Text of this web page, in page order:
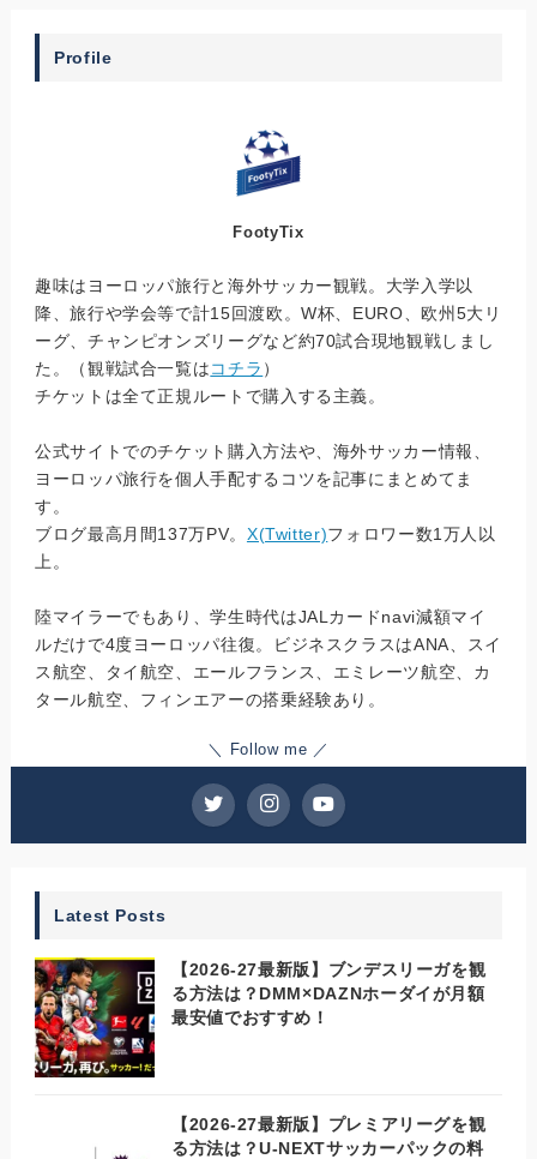
Profile
FootyTix
趣味はヨーロッパ旅行と海外サッカー観戦。大学入学以
降、旅行や学会等で計15回渡欧。W杯、EURO、欧州5大リ
ーグ、チャンピオンズリーグなど約70試合現地観戦しまし
た。（観戦試合一覧はコチラ ）
チケットは全て正規ルートで購入する主義。
公式サイトでのチケット購入方法や、海外サッカー情報、
ヨーロッパ旅行を個人手配するコツを記事にまとめてま
す。
ブログ最高月間137万PV。 X(Twitter)フォロワー数1万人以
上。
陸マイラーでもあり、学生時代はJALカードnavi減額マイ
ルだけで4度ヨーロッパ往復。ビジネスクラスはANA、スイ
ス航空、タイ航空、エールフランス、エミレーツ航空、カ
タール航空、フィンエアーの搭乗経験あり。
＼ Follow me ／
Latest Posts
【2026-27最新版】ブンデスリーガを観
る方法は？DMM×DAZNホーダイが月額
最安値でおすすめ！
【2026-27最新版】プレミアリーグを観
る方法は？U-NEXTサッカーパックの料